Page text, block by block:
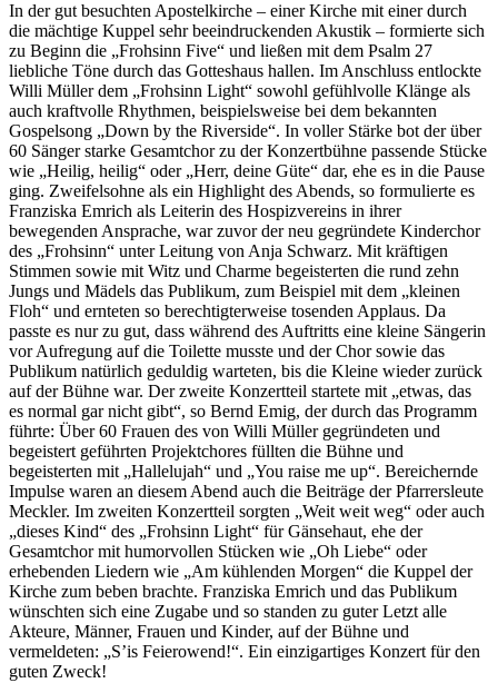
In der gut besuchten Apostelkirche – einer Kirche mit einer durch
die mächtige Kuppel sehr beeindruckenden Akustik – formierte sich
zu Beginn die „Frohsinn Five“ und ließen mit dem Psalm 27
liebliche Töne durch das Gotteshaus hallen. Im Anschluss entlockte
Willi Müller dem „Frohsinn Light“ sowohl gefühlvolle Klänge als
auch kraftvolle Rhythmen, beispielsweise bei dem bekannten
Gospelsong „Down by the Riverside“. In voller Stärke bot der über
60 Sänger starke Gesamtchor zu der Konzertbühne passende Stücke
wie „Heilig, heilig“ oder „Herr, deine Güte“ dar, ehe es in die Pause
ging. Zweifelsohne als ein Highlight des Abends, so formulierte es
Franziska Emrich als Leiterin des Hospizvereins in ihrer
bewegenden Ansprache, war zuvor der neu gegründete Kinderchor
des „Frohsinn“ unter Leitung von Anja Schwarz. Mit kräftigen
Stimmen sowie mit Witz und Charme begeisterten die rund zehn
Jungs und Mädels das Publikum, zum Beispiel mit dem „kleinen
Floh“ und ernteten so berechtigterweise tosenden Applaus. Da
passte es nur zu gut, dass während des Auftritts eine kleine Sängerin
vor Aufregung auf die Toilette musste und der Chor sowie das
Publikum natürlich geduldig warteten, bis die Kleine wieder zurück
auf der Bühne war. Der zweite Konzertteil startete mit „etwas, das
es normal gar nicht gibt“, so Bernd Emig, der durch das Programm
führte: Über 60 Frauen des von Willi Müller gegründeten und
begeistert geführten Projektchores füllten die Bühne und
begeisterten mit „Hallelujah“ und „You raise me up“. Bereichernde
Impulse waren an diesem Abend auch die Beiträge der Pfarrersleute
Meckler. Im zweiten Konzertteil sorgten „Weit weit weg“ oder auch
„dieses Kind“ des „Frohsinn Light“ für Gänsehaut, ehe der
Gesamtchor mit humorvollen Stücken wie „Oh Liebe“ oder
erhebenden Liedern wie „Am kühlenden Morgen“ die Kuppel der
Kirche zum beben brachte. Franziska Emrich und das Publikum
wünschten sich eine Zugabe und so standen zu guter Letzt alle
Akteure, Männer, Frauen und Kinder, auf der Bühne und
vermeldeten: „S’is Feierowend!“. Ein einzigartiges Konzert für den
guten Zweck!